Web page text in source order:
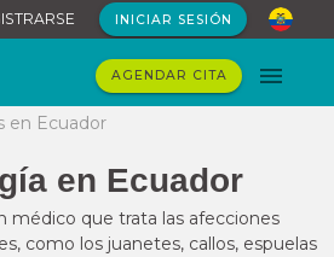
INICIAR SESIÓN
AGENDAR CITA
en Ecuador
en Ecuador
médico que trata las afecciones
como los juanetes, callos, espuelas